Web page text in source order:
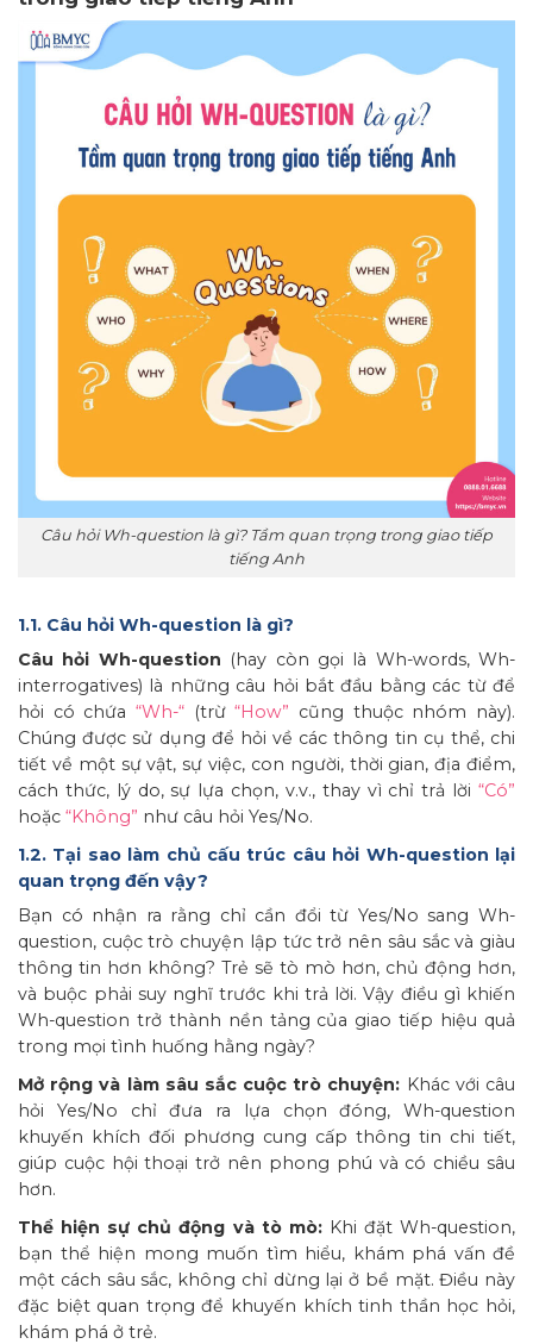
Câu hỏi Wh-question là gì? Tầm quan trọng trong giao tiếp
tiếng Anh
1.1. Câu hỏi Wh-question là gì?
Câu hỏi Wh-question (hay còn gọi là Wh-words, Wh-
interrogatives) là những câu hỏi bắt đầu bằng các từ để
hỏi có chứa “Wh-“ (trừ“How” cũng thuộc nhóm này).
Chúng được sử dụng để hỏi về các thông tin cụ thể, chi
tiết về một sự vật, sự việc, con người, thời gian, địa điểm,
cách thức, lý do, sự lựa chọn, v.v., thay vì chỉ trả lời “Có”
hoặc “Không” như câu hỏi Yes/No.
1.2. Tại sao làm chủ cấu trúc câu hỏi Wh-question lại
quan trọng đến vậy?
Bạn có nhận ra rằng chỉ cần đổi từ Yes/No sang Wh-
question, cuộc trò chuyện lập tức trở nên sâu sắc và giàu
thông tin hơn không? Trẻ sẽ tò mò hơn, chủ động hơn,
và buộc phải suy nghĩ trước khi trả lời. Vậy điều gì khiến
Wh-question trở thành nền tảng của giao tiếp hiệu quả
trong mọi tình huống hằng ngày?
Mở rộng và làm sâu sắc cuộc trò chuyện: Khác với câu
hỏi Yes/No chỉ đưa ra lựa chọn đóng, Wh-question
khuyến khích đối phương cung cấp thông tin chi tiết,
giúp cuộc hội thoại trở nên phong phú và có chiều sâu
hơn.
Thể hiện sự chủ động và tò mò:Khi đặt Wh-question,
bạn thể hiện mong muốn tìm hiểu, khám phá vấn đề
một cách sâu sắc, không chỉ dừng lại ở bề mặt. Điều này
đặc biệt quan trọng để khuyến khích tinh thần học hỏi,
khám phá ở trẻ.